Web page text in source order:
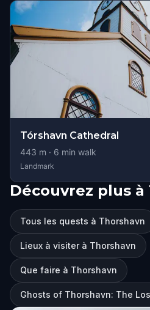
Tórshavn Cathedral
443 m · 6 min walk
Landmark
Découvrez plus à
Tous les quests à Thorshavn
Lieux à visiter à Thorshavn
Que faire à Thorshavn
Ghosts of Thorshavn: The